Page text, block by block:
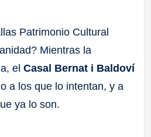
Patrimonio Cultural
Mientras la
elCasal Bernat i Baldoví
a los que lo intentan, y a
ya lo son.